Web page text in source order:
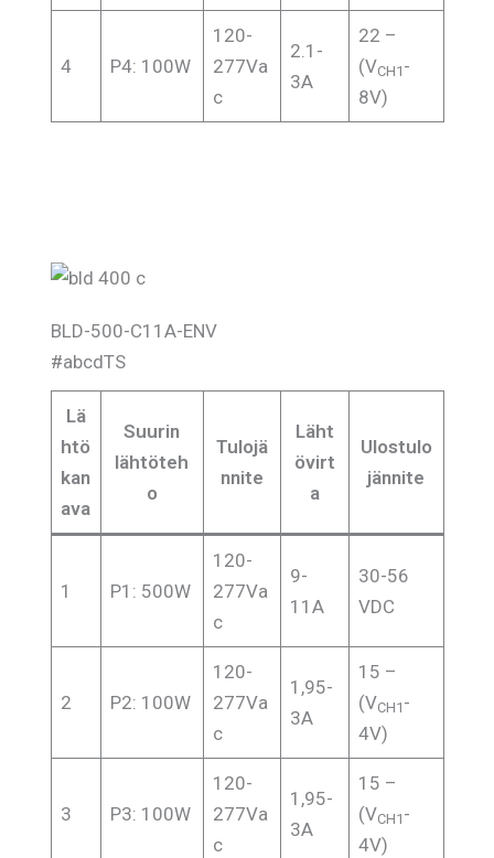
4 P4: 100W
120-
277Va
c
2.1-
3A
22 –
(VCH1 -
8V)
BLD-500-C11A-ENV
#abcdTS
Lä
htö
kan
ava
Suurin
lähtöteh
o
Tulojä
nnite
Läht
övirt
a
Ulostulo
jännite
1 P1: 500W
120-
277Va
c
9-
11A
30-56
VDC
2 P2: 100W
120-
277Va
c
1,95-
3A
15 –
(VCH1 -
4V)
3 P3: 100W
120-
277Va
c
1,95-
3A
15 –
(VCH1 -
4V)